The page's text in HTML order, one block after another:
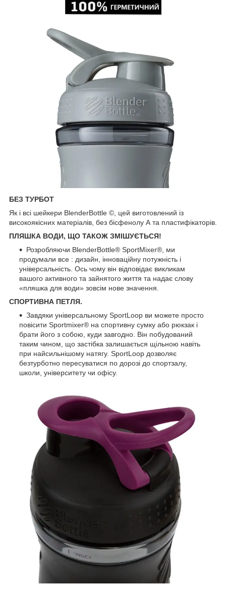
БЕЗ ТУРБОТ
Як і всі шейкери BlenderBottle ©, цей виготовлений із
високоякісних матеріалів, без бісфенолу А та пластифікаторів.
ПЛЯШКА ВОДИ, ЩО ТАКОЖ ЗМІШУЄТЬСЯ!
Розробляючи BlenderBottle® SportMixer®, ми
продумали все : дизайн, інноваційну потужність і
універсальність. Ось чому він відповідає викликам
вашого активного та зайнятого життя та надає слову
«пляшка для води» зовсім нове значення.
СПОРТИВНА ПЕТЛЯ.
Завдяки універсальному SportLoop ви можете просто
повісити Sportmixer® на спортивну сумку або рюкзак і
брати його з собою, куди завгодно. Він побудований
таким чином, що застібка залишається щільною навіть
при найсильнішому натягу. SportLoop дозволяє
безтурботно пересуватися по дорозі до спортзалу,
школи, університету чи офісу.